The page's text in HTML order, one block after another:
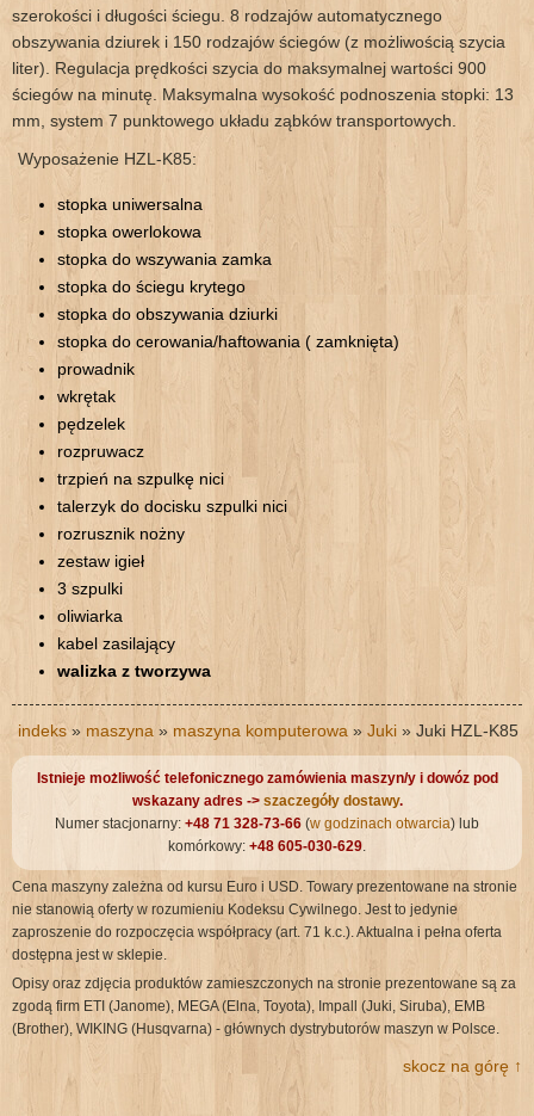
szerokości i długości ściegu. 8 rodzajów automatycznego
obszywania dziurek i 150 rodzajów ściegów (z możliwością szycia
liter). Regulacja prędkości szycia do maksymalnej wartości 900
ściegów na minutę. Maksymalna wysokość podnoszenia stopki: 13
mm, system 7 punktowego układu ząbków transportowych.
Wyposażenie HZL-K85:
stopka uniwersalna
stopka owerlokowa
stopka do wszywania zamka
stopka do ściegu krytego
stopka do obszywania dziurki
stopka do cerowania/haftowania ( zamknięta)
prowadnik
wkrętak
pędzelek
rozpruwacz
trzpień na szpulkę nici
talerzyk do docisku szpulki nici
rozrusznik nożny
zestaw igieł
3 szpulki
oliwiarka
kabel zasilający
walizka z tworzywa
indeks» maszyna » maszyna komputerowa » Juki » Juki HZL-K85
Istnieje możliwość telefonicznego zamówienia maszyn/y i dowóz pod
wskazany adres -> szaczegóły dostawy.
Numer stacjonarny: +48 71 328-73-66 (w godzinach otwarcia) lub
komórkowy: +48 605-030-629.
Cena maszyny zależna od kursu Euro i USD. Towary prezentowane na stronie
nie stanowią oferty w rozumieniu Kodeksu Cywilnego. Jest to jedynie
zaproszenie do rozpoczęcia współpracy (art. 71 k.c.). Aktualna i pełna oferta
dostępna jest w sklepie.
Opisy oraz zdjęcia produktów zamieszczonych na stronie prezentowane są za
zgodą firm ETI (Janome), MEGA (Elna, Toyota), Impall (Juki, Siruba), EMB
(Brother), WIKING (Husqvarna) - głównych dystrybutorów maszyn w Polsce.
skocz na górę ↑